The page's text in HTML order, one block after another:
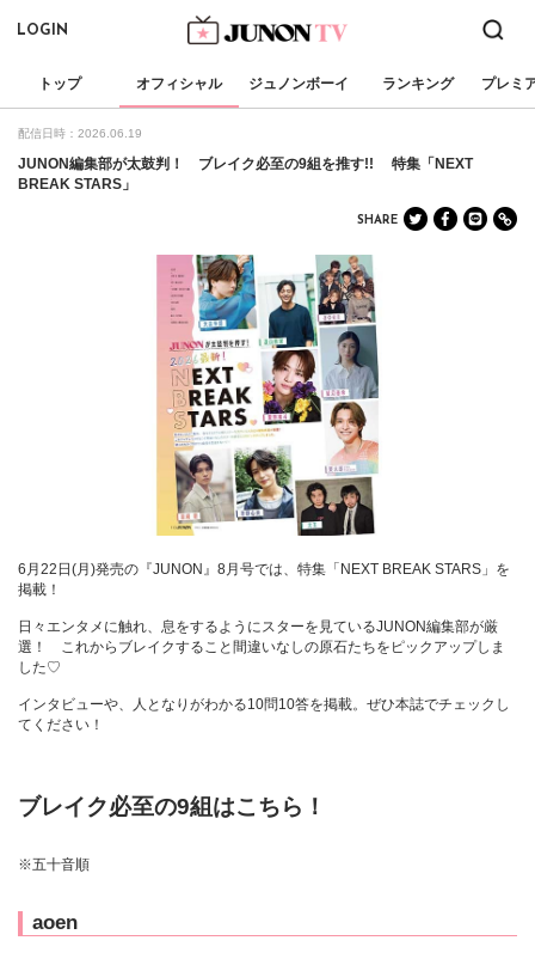
LOGIN
トップ オフィシャル ジュノンボーイ ランキング プレミ
配信日時：2026.06.19
JUNON編集部が太鼓判！ ブレイク必至の9組を推す!! 特集「NEXT
BREAK STARS」
SHARE
6月22日(月)発売の『JUNON』8月号では、特集「NEXT BREAK STARS」を
掲載！
日々エンタメに触れ、息をするようにスターを見ているJUNON編集部が厳
選！ これからブレイクすること間違いなしの原石たちをピックアップしま
した♡
インタビューや、人となりがわかる10問10答を掲載。ぜひ本誌でチェックし
てください！
ブレイク必至の9組はこちら！
※五十音順
aoen